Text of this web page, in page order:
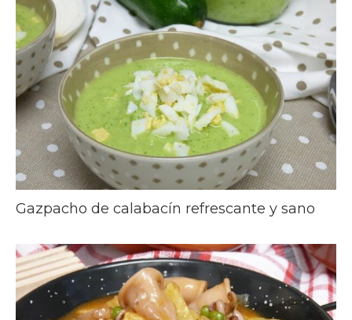
Gazpacho de calabacín refrescante y sano